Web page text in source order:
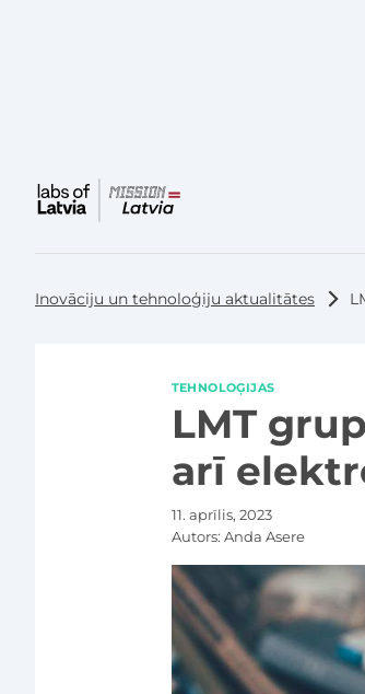
Inovāciju un tehnoloģiju aktualitātes
TEHNOLOĢIJAS
LMT
arī
11. aprīlis, 2023
Autors: Anda Asere